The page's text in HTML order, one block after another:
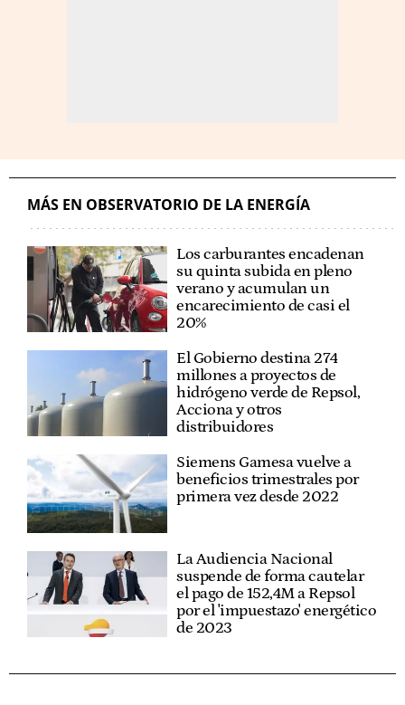
MÁS EN OBSERVATORIO DE LA ENERGÍA
Los carburantes encadenan
su quinta subida en pleno
verano y acumulan un
encarecimiento de casi el
20%
El Gobierno destina 274
millones a proyectos de
hidrógeno verde de Repsol,
Acciona y otros
distribuidores
Siemens Gamesa vuelve a
beneficios trimestrales por
primera vez desde 2022
La Audiencia Nacional
suspende de forma cautelar
el pago de 152,4M a Repsol
por el 'impuestazo' energético
de 2023